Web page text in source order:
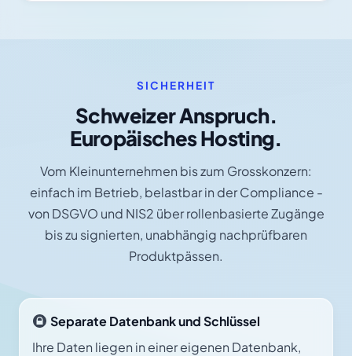
SICHERHEIT
Schweizer Anspruch.
Europäisches Hosting.
Vom Kleinunternehmen bis zum Grosskonzern:
einfach im Betrieb, belastbar in der Compliance -
von DSGVO und NIS2 über rollenbasierte Zugänge
bis zu signierten, unabhängig nachprüfbaren
Produktpässen.
Separate Datenbank und Schlüssel
Ihre Daten liegen in einer eigenen Datenbank,